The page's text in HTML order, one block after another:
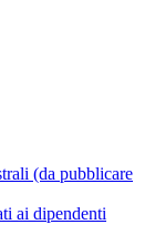
(da pubblicare
ai dipendenti